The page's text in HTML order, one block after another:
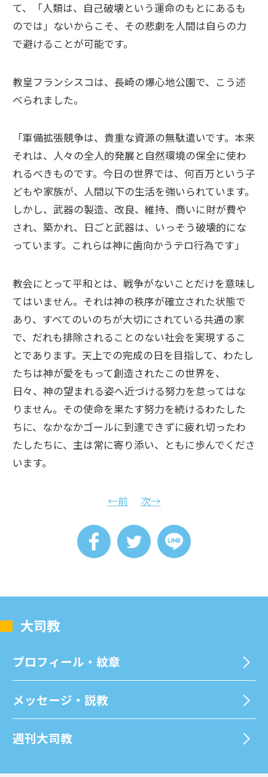
て、「人類は、自己破壊という運命のもとにあるも
のでは」ないからこそ、その悲劇を人間は自らの力
で避けることが可能です。
教皇フランシスコは、長崎の爆心地公園で、こう述
べられました。
「軍備拡張競争は、貴重な資源の無駄遣いです。本来
それは、人々の全人的発展と自然環境の保全に使わ
れるべきものです。今日の世界では、何百万という子
どもや家族が、人間以下の生活を強いられています。
しかし、武器の製造、改良、維持、商いに財が費や
され、築かれ、日ごと武器は、いっそう破壊的にな
っています。これらは神に歯向かうテロ行為です」
教会にとって平和とは、戦争がないことだけを意味し
てはいません。それは神の秩序が確立された状態で
あり、すべてのいのちが大切にされている共通の家
で、だれも排除されることのない社会を実現するこ
とであります。天上での完成の日を目指して、わたし
たちは神が愛をもって創造されたこの世界を、
日々、神の望まれる姿へ近づける努力を怠ってはな
りません。その使命を果たす努力を続けるわたした
ちに、なかなかゴールに到達できずに疲れ切ったわ
たしたちに、主は常に寄り添い、ともに歩んでくださ
います。
←前 次→
⼤司教
プロフィール・紋章
メッセージ・説教
週刊⼤司教